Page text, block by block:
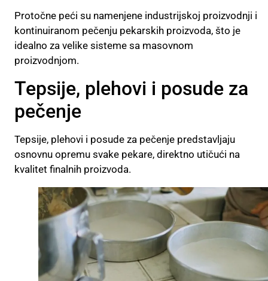
Protočne peći su namenjene industrijskoj proizvodnji i
kontinuiranom pečenju pekarskih proizvoda, što je
idealno za velike sisteme sa masovnom
proizvodnjom.
Tepsije, plehovi i posude za
pečenje
Tepsije, plehovi i posude za pečenje predstavljaju
osnovnu opremu svake pekare, direktno utičući na
kvalitet finalnih proizvoda.